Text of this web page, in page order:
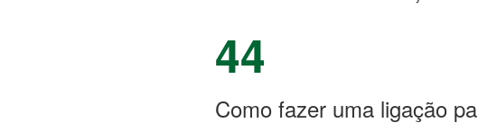
44
Como fazer uma ligação